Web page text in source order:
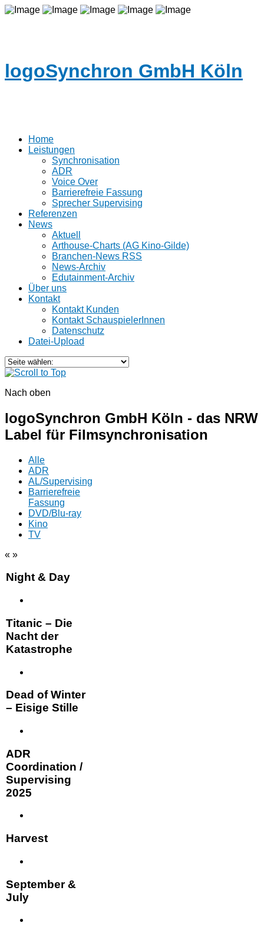
logoSynchron GmbH Köln
Home
Leistungen
Synchronisation
ADR
Voice Over
Barrierefreie Fassung
Sprecher Supervising
Referenzen
News
Aktuell
Arthouse-Charts (AG Kino-Gilde)
Branchen-News RSS
News-Archiv
Edutainment-Archiv
Über uns
Kontakt
Kontakt Kunden
Kontakt SchauspielerInnen
Datenschutz
Datei-Upload
Nach oben
logoSynchron GmbH Köln - das NRW
Label für Filmsynchronisation
Alle
ADR
AL/Supervising
Barrierefreie
Fassung
DVD/Blu-ray
Kino
TV
« »
Night & Day
Titanic – Die
Nacht der
Katastrophe
Dead of Winter
– Eisige Stille
ADR
Coordination /
Supervising
2025
Harvest
September &
July